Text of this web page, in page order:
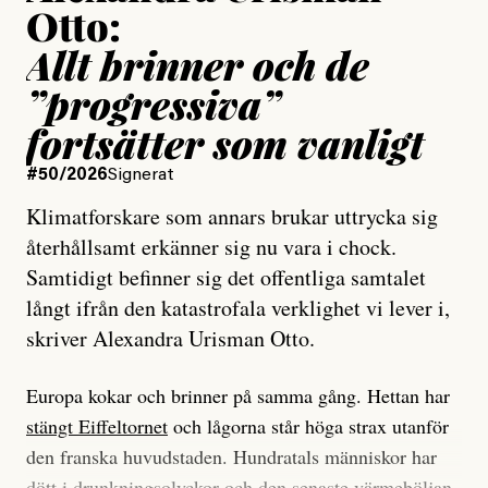
Otto:
Allt brinner och de
”progressiva”
fortsätter som vanligt
#50/2026Signerat
Klimatforskare som annars brukar uttrycka sig
återhållsamt erkänner sig nu vara i chock.
Samtidigt befinner sig det offentliga samtalet
långt ifrån den katastrofala verklighet vi lever i,
skriver Alexandra Urisman Otto.
Europa kokar och brinner på samma gång. Hettan har
stängt Eiffeltornet och lågorna står höga strax utanför
den franska huvudstaden. Hundratals människor har